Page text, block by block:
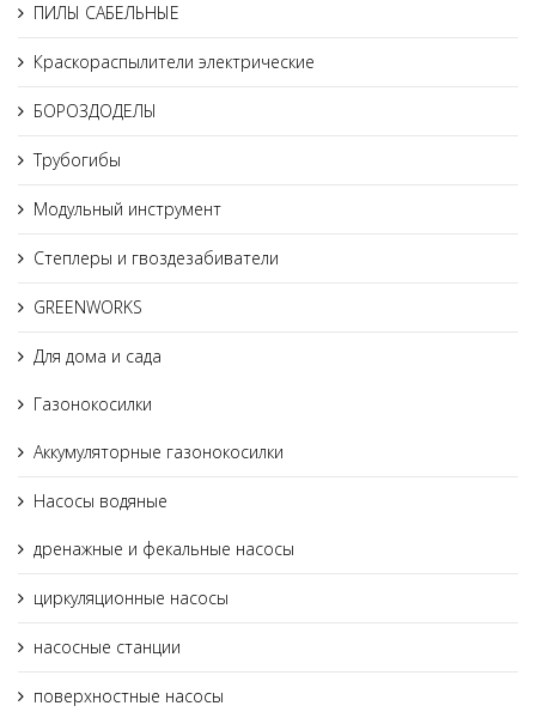
ПИЛЫ САБЕЛЬНЫЕ
Краскораспылители электрические
БОРОЗДОДЕЛЫ
Трубогибы
Модульный инструмент
Степлеры и гвоздезабиватели
GREENWORKS
Для дома и сада
Газонокосилки
Аккумуляторные газонокосилки
Насосы водяные
дренажные и фекальные насосы
циркуляционные насосы
насосные станции
поверхностные насосы